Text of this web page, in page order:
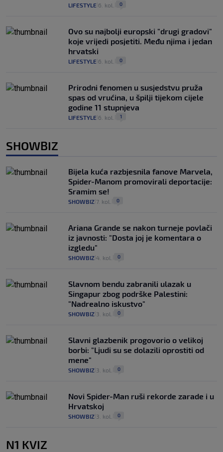
LIFESTYLE 6. kol. 0
Ovo su najbolji europski "drugi gradovi"
koje vrijedi posjetiti. Među njima i jedan
hrvatski
LIFESTYLE 6. kol. 0
Prirodni fenomen u susjedstvu pruža
spas od vrućina, u špilji tijekom cijele
godine 11 stupnjeva
LIFESTYLE 6. kol. 1
SHOWBIZ
Bijela kuća razbjesnila fanove Marvela,
Spider-Manom promovirali deportacije:
Sramim se!
SHOWBIZ 7. kol. 0
Ariana Grande se nakon turneje povlači
iz javnosti: "Dosta joj je komentara o
izgledu"
SHOWBIZ 4. kol. 0
Slavnom bendu zabranili ulazak u
Singapur zbog podrške Palestini:
"Nadrealno iskustvo"
SHOWBIZ 3. kol. 0
Slavni glazbenik progovorio o velikoj
borbi: "Ljudi su se dolazili oprostiti od
mene"
SHOWBIZ 3. kol. 0
Novi Spider-Man ruši rekorde zarade i u
Hrvatskoj
SHOWBIZ 3. kol. 0
N1 KVIZ